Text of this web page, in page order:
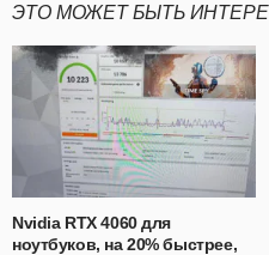
ЭТО МОЖЕТ БЫТЬ
Nvidia RTX 4060 для
ноутбуков, на 20% быстрее,